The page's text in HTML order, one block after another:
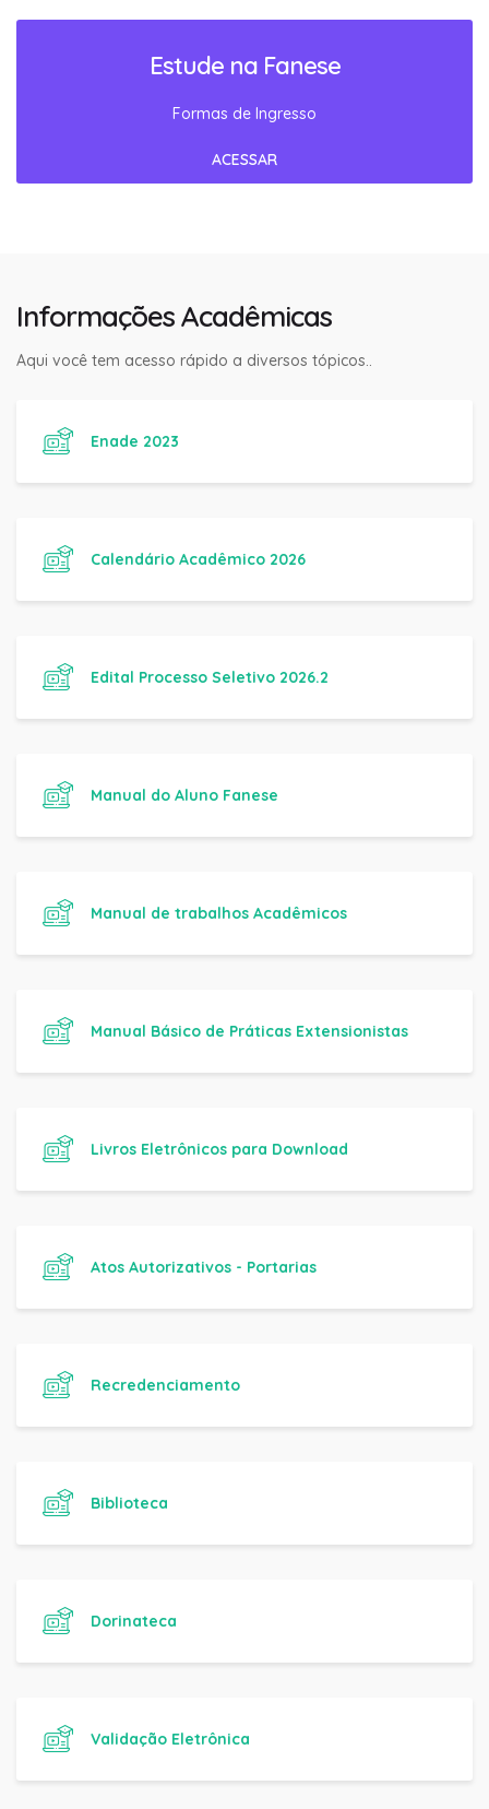
Estude na Fanese
Formas de Ingresso
ACESSAR
Informações Acadêmicas
Aqui você tem acesso rápido a diversos tópicos..
Enade 2023
Calendário Acadêmico 2026
Edital Processo Seletivo 2026.2
Manual do Aluno Fanese
Manual de trabalhos Acadêmicos
Manual Básico de Práticas Extensionistas
Livros Eletrônicos para Download
Atos Autorizativos - Portarias
Recredenciamento
Biblioteca
Dorinateca
Validação Eletrônica